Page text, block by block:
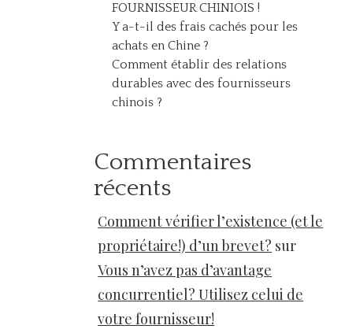
FOURNISSEUR CHINIOIS !
Y a-t-il des frais cachés pour les
achats en Chine ?
Comment établir des relations
durables avec des fournisseurs
chinois ?
Commentaires
récents
Comment vérifier l’existence (et le
propriétaire!) d’un brevet? sur
Vous n’avez pas d’avantage
concurrentiel? Utilisez celui de
votre fournisseur!